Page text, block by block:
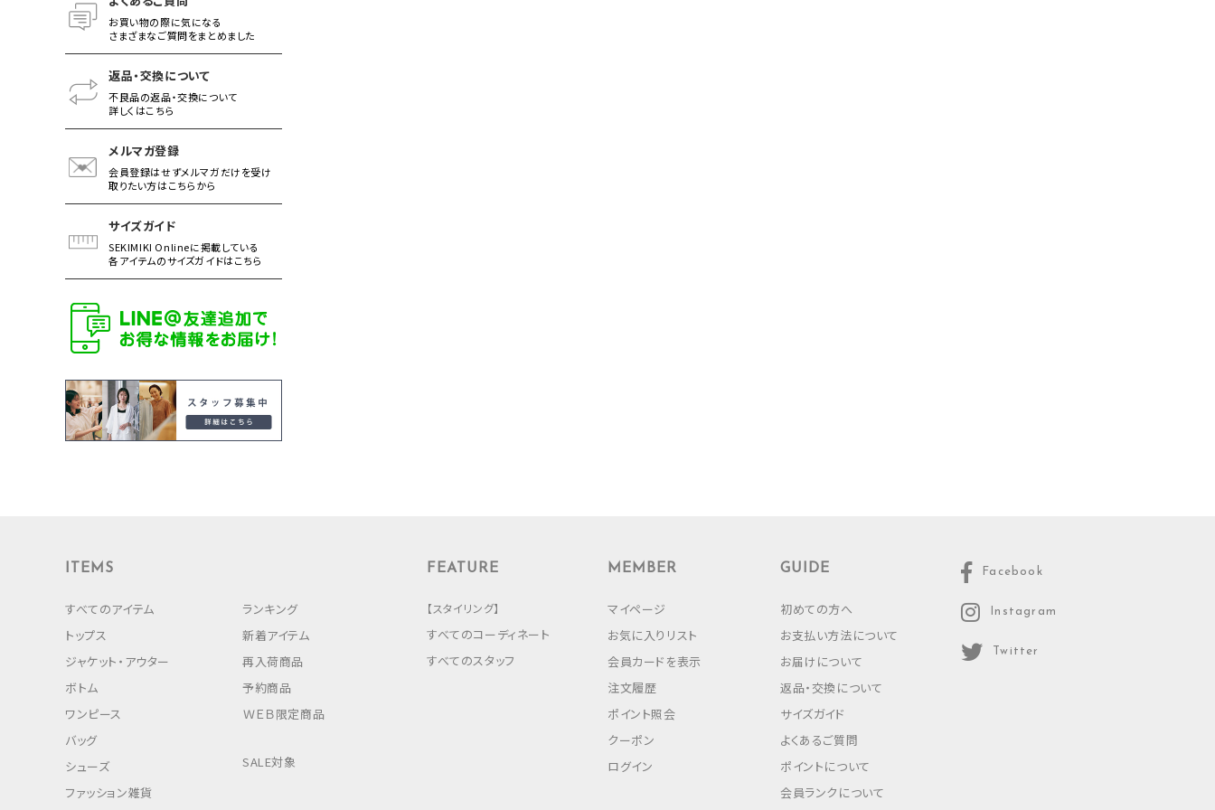
お買い物の際に気になる
さまざまなご質問をまとめました
返品・交換について
不良品の返品・交換について
詳しくはこちら
メルマガ登録
会員登録はせずメルマガだけを受け
取りたい方はこちらから
サイズガイド
SEKIMIKI Onlineに掲載している
各アイテムのサイズガイドはこちら
ITEMS
すべてのアイテム
トップス
ジャケット・アウター
ボトム
ワンピース
バッグ
シューズ
ファッション雑貨
ランキング
新着アイテム
再入荷商品
予約商品
ＷＥＢ限定商品
SALE対象
FEATURE
【スタイリング】
すべてのコーディネート
すべてのスタッフ
MEMBER
マイページ
お気に入りリスト
会員カードを表示
注文履歴
ポイント照会
クーポン
ログイン
GUIDE
初めての方へ
お支払い方法について
お届けについて
返品・交換について
サイズガイド
よくあるご質問
ポイントについて
会員ランクについて
Facebook
Instagram
Twitter